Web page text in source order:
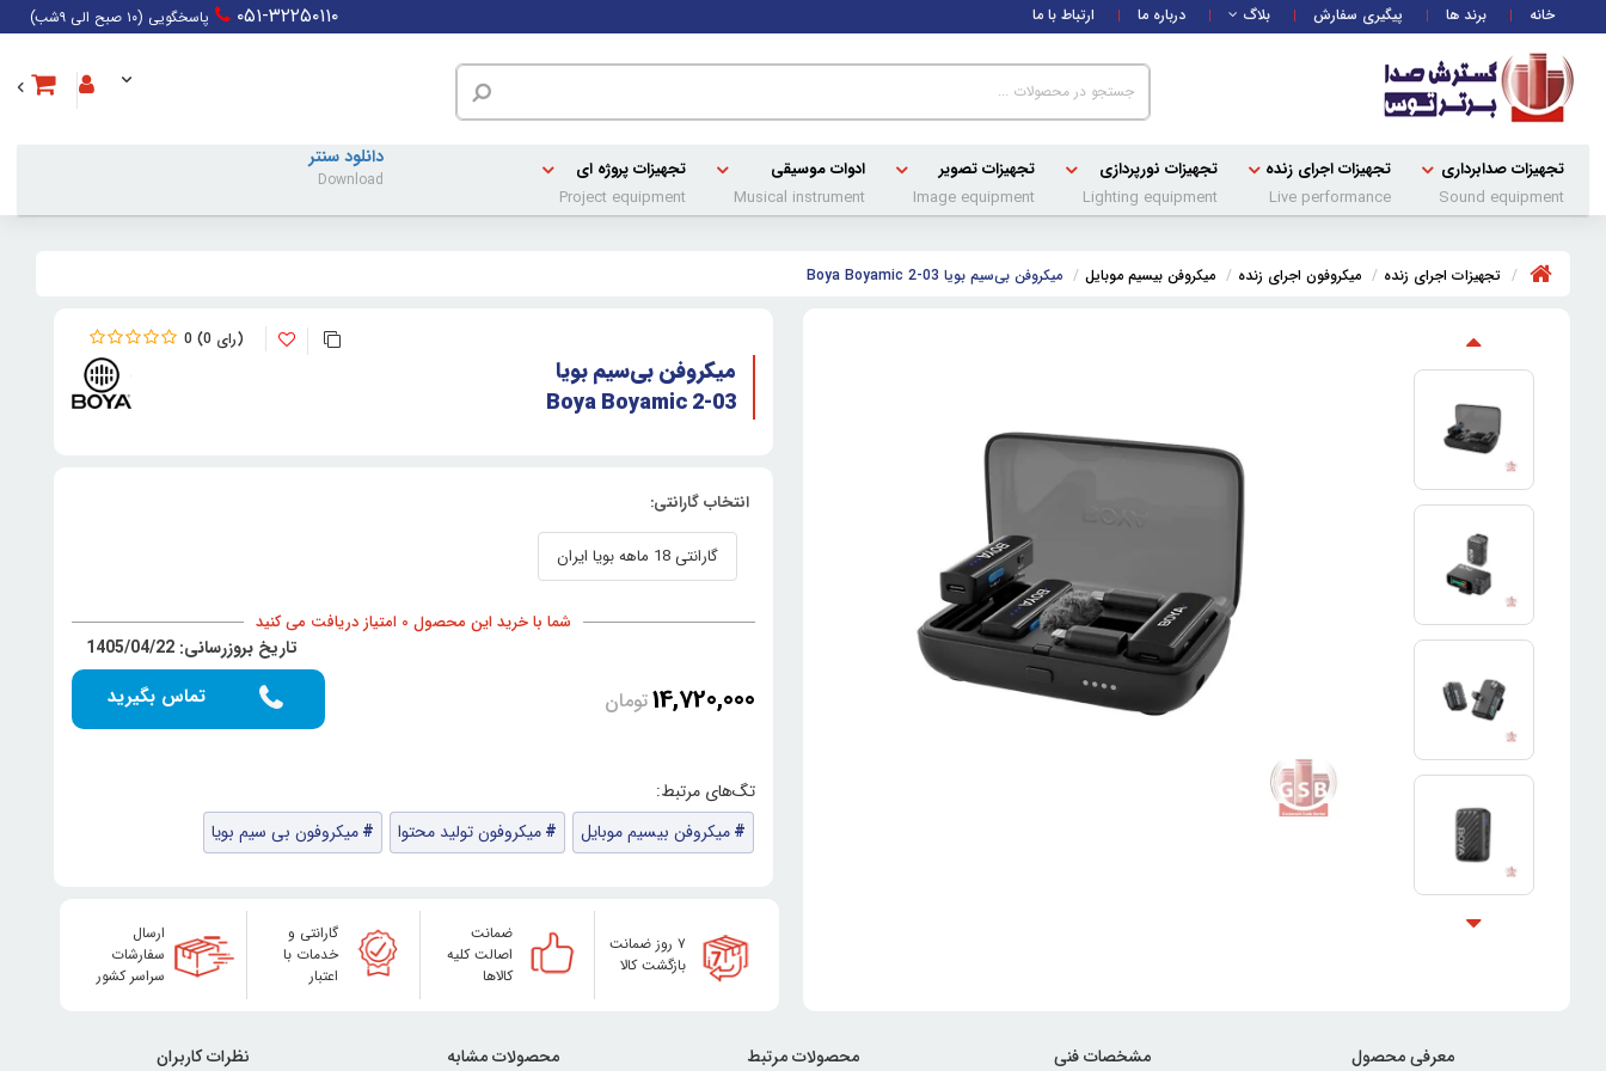
خانه برند ها پیگیری سفارش بلاگ درباره ما ارتباط با ما ۰۵۱-۳۲۲۵۰۱۱۰ پاسخگویی (۱۰ صبح الی ۹شب)
تجهیزات صدابرداری
Sound equipment
تجهیزات اجرای زنده
Live performance
تجهیزات نورپردازی
Lighting equipment
تجهیزات تصویر
Image equipment
ادوات موسیقی
Musical instrument
تجهیزات پروژه ای
Project equipment
دانلود سنتر
Download
تجهیزات اجرای زنده میکروفون اجرای زنده میکروفن بیسیم موبایل میکروفن بی‌سیم بویا Boya Boyamic 2-03
0 0
میکروفن بی‌سیم بویا
Boya Boyamic 2-03
انتخاب گارانتی:
گارانتی 18 ماهه بویا ایران
شما با خرید این محصول 0 امتیاز دریافت می کنید
14,720,000تومان تماس بگیرید
تاریخ بروزرسانی: 1405/04/22
میکروفن بیسیم موبایل میکروفون تولید محتوا میکروفون بی سیم بویا
۷ روز ضمانت
بازگشت کالا
ضمانت
اصالت کلیه
کالاها
گارانتی و
خدمات با
اعتبار
ارسال
سفارشات
سراسر کشور
معرفی محصول مشخصات فنی محصولات مرتبط محصولات مشابه نظرات کاربران